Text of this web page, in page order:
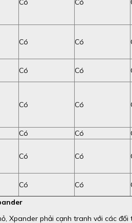
Có Có
Có Có
Có Có
Có Có
Có Có
Có Có
Có Có
Xpander phải cạnh tranh với các đối